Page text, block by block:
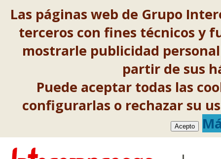
Las páginas web de Grupo
terceros con fines técnicos y
mostrarle publicidad
partir de sus
Puede aceptar todas las
configurarlas o rechazar su
Acepto